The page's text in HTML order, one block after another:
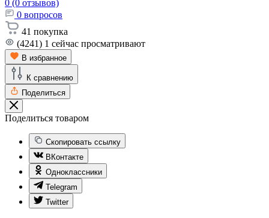
0 (0 отзывов)
0 вопросов
41 покупка
(4241) 1 сейчас просматривают
В избранное
К сравнению
Поделиться
Поделиться товаром
Скопировать ссылку
ВКонтакте
Одноклассники
Telegram
Twitter